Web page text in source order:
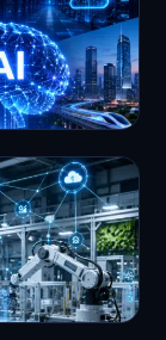
าหกรรมที่